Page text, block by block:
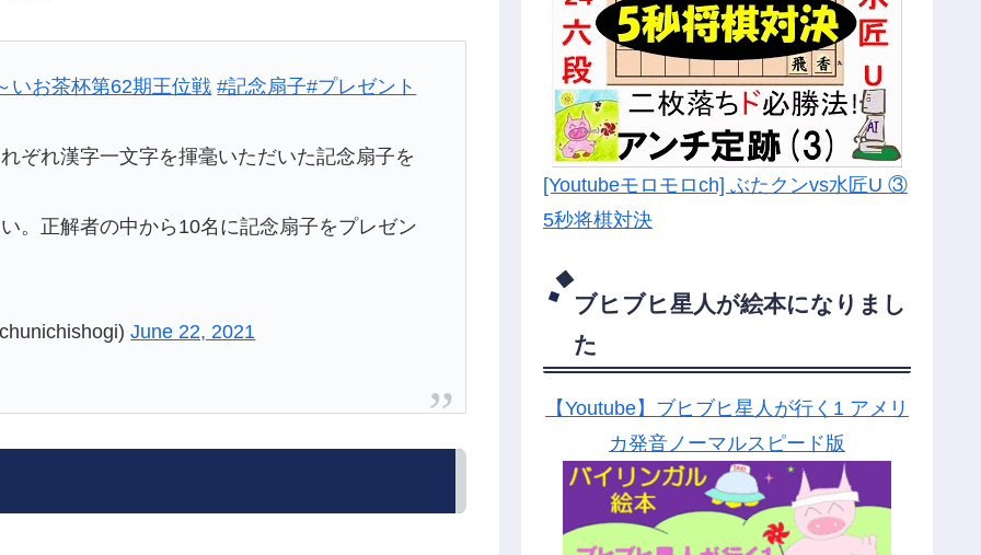
いお茶杯第62期王位戦 #記念扇子#プレゼント
ぞれ漢字一文字を揮毫いただいた記念扇子を
。正解者の中から10名に記念扇子をプレゼン
June 22, 2021
[Youtubeモロモロch] ぶたクンvs水匠U ③
5秒将棋対決
ブヒブヒ星人が絵本になりまし
た
【Youtube】ブヒブヒ星人が行く1 アメリ
カ発音ノーマルスピード版